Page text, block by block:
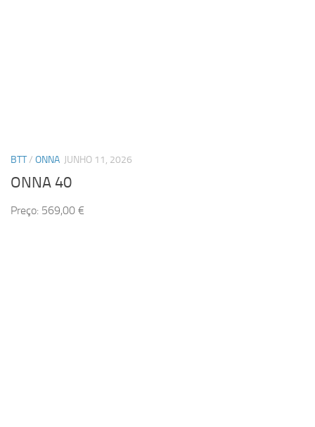
BTT/ ONNA JUNHO 11, 2026
ONNA 40
Preço: 569,00 €